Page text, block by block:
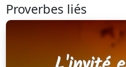
Proverbes liés